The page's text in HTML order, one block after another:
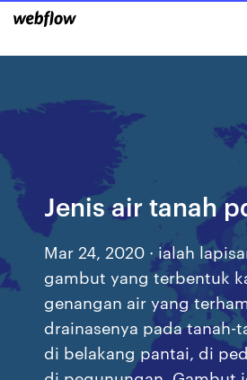
Jenis air tanah
Mar 24, 2020 · ialah
gambut yang terbentuk
genangan air yang
drainasenya pada tanah-
di belakang pantai, di